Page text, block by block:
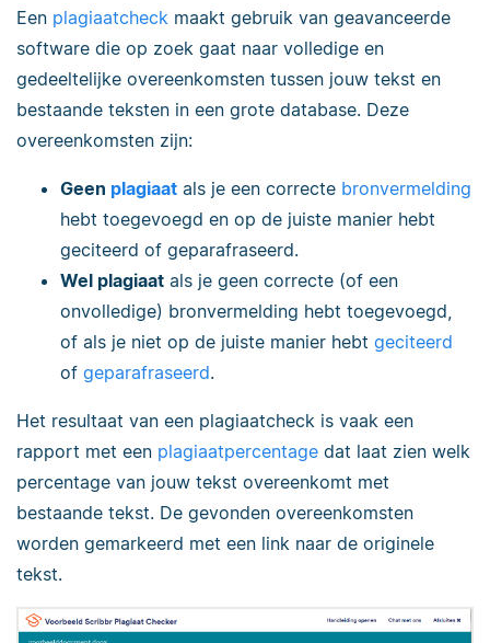
Een plagiaatcheck maakt gebruik van geavanceerde
software die op zoek gaat naar volledige en
gedeeltelijke overeenkomsten tussen jouw tekst en
bestaande teksten in een grote database. Deze
overeenkomsten zijn:
Geen plagiaat als je een correcte bronvermelding
hebt toegevoegd en op de juiste manier hebt
geciteerd of geparafraseerd.
Wel plagiaat als je geen correcte (of een
onvolledige) bronvermelding hebt toegevoegd,
of als je niet op de juiste manier hebt geciteerd
of geparafraseerd.
Het resultaat van een plagiaatcheck is vaak een
rapport met een plagiaatpercentage dat laat zien welk
percentage van jouw tekst overeenkomt met
bestaande tekst. De gevonden overeenkomsten
worden gemarkeerd met een link naar de originele
tekst.